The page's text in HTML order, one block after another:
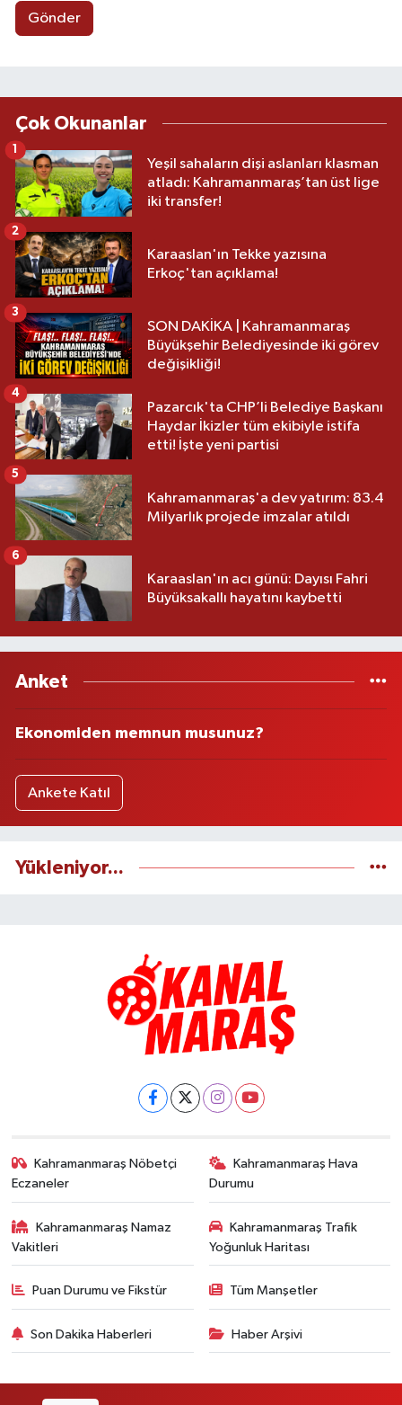
Gönder
Çok Okunanlar
Yeşil sahaların dişi aslanları klasman
atladı: Kahramanmaraş’tan üst lige
iki transfer!
Karaaslan'ın Tekke yazısına
Erkoç'tan açıklama!
2
SON DAKİKA | Kahramanmaraş
Büyükşehir Belediyesinde iki görev
değişikliği!
3
Pazarcık'ta CHP’li Belediye Başkanı
Haydar İkizler tüm ekibiyle istifa
etti! İşte yeni partisi
4
Kahramanmaraş'a dev yatırım: 83.4
Milyarlık projede imzalar atıldı
5
Karaaslan'ın acı günü: Dayısı Fahri
Büyüksakallı hayatını kaybetti
6
Anket
Ekonomiden memnun musunuz?
Ankete Katıl
Yükleniyor...
Kahramanmaraş Nöbetçi
Eczaneler
Kahramanmaraş Hava
Durumu
Kahramanmaraş Namaz
Vakitleri
Kahramanmaraş Trafik
Yoğunluk Haritası
Puan Durumu ve Fikstür Tüm Manşetler
Son Dakika Haberleri Haber Arşivi